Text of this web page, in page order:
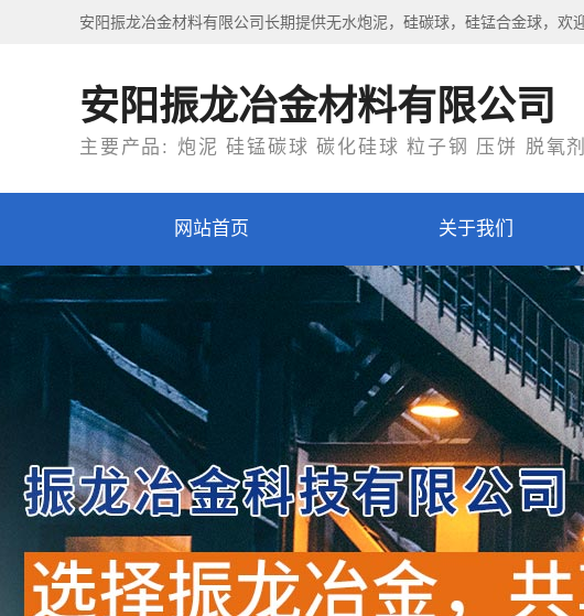
安阳振龙冶金材料有限公司长期提供无水炮泥，硅碳球，硅锰合金球，欢
安阳振龙冶金材料有限公司
主要产品: 炮泥 硅锰碳球 碳化硅球 粒子钢 压饼 脱氧剂
网站首页 关于我们